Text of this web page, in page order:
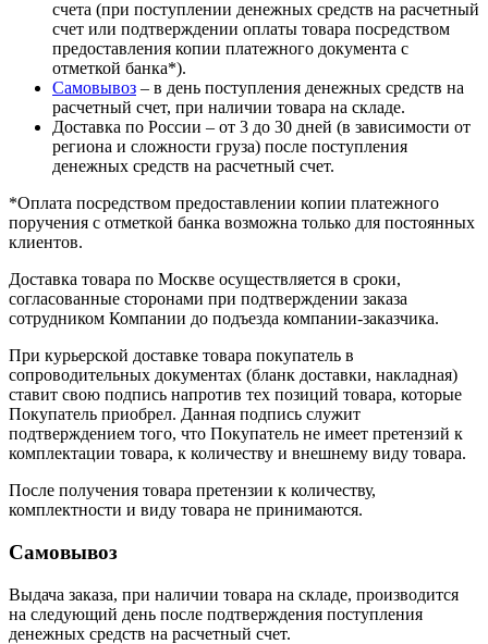
счета (при поступлении денежных средств на расчетный
счет или подтверждении оплаты товара посредством
предоставления копии платежного документа с
отметкой банка*).
Самовывоз – в день поступления денежных средств на
расчетный счет, при наличии товара на складе.
Доставка по России – от 3 до 30 дней (в зависимости от
региона и сложности груза) после поступления
денежных средств на расчетный счет.
*Оплата посредством предоставлении копии платежного
поручения с отметкой банка возможна только для постоянных
клиентов.
Доставка товара по Москве осуществляется в сроки,
согласованные сторонами при подтверждении заказа
сотрудником Компании до подъезда компании-заказчика.
При курьерской доставке товара покупатель в
сопроводительных документах (бланк доставки, накладная)
ставит свою подпись напротив тех позиций товара, которые
Покупатель приобрел. Данная подпись служит
подтверждением того, что Покупатель не имеет претензий к
комплектации товара, к количеству и внешнему виду товара.
После получения товара претензии к количеству,
комплектности и виду товара не принимаются.
Самовывоз
Выдача заказа, при наличии товара на складе, производится
на следующий день после подтверждения поступления
денежных средств на расчетный счет.